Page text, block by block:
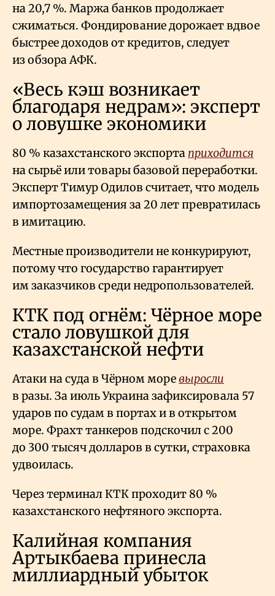
на 20,7 %. Маржа банков продолжает
сжиматься. Фондирование дорожает вдвое
быстрее доходов от кредитов, следует
из обзора АФК.
«Весь кэш возникает
благодаря недрам»: эксперт
о ловушке экономики
80 % казахстанского экспорта приходится
на сырьё или товары базовой переработки.
Эксперт Тимур Одилов считает, что модель
импортозамещения за 20 лет превратилась
в имитацию.
Местные производители не конкурируют,
потому что государство гарантирует
им заказчиков среди недропользователей.
КТК под огнём: Чёрное море
стало ловушкой для
казахстанской нефти
Атаки на суда в Чёрном моревыросли
в разы. За июль Украина зафиксировала 57
ударов по судам в портах и в открытом
море. Фрахт танкеров подскочил с 200
до 300 тысяч долларов в сутки, страховка
удвоилась.
Через терминал КТК проходит 80 %
казахстанского нефтяного экспорта.
Калийная компания
Артыкбаева принесла
миллиардный убыток